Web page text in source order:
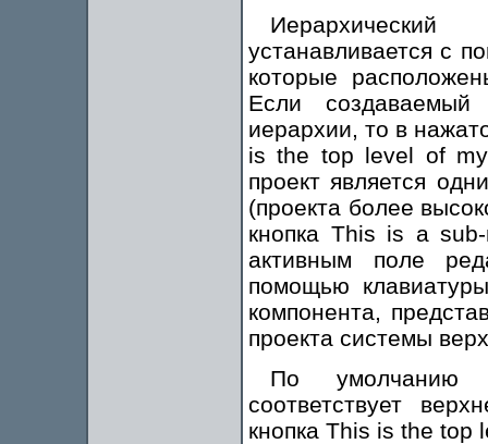
Иерархический
устанавливается с
которые
Если создаваемый
иерархии, то в
is the top level of my
проект является
(проекта более
кнопка This is a
активным поле
помощью
компонента,
проекта системы
По умолчанию
соответствует
кнопка This is the top